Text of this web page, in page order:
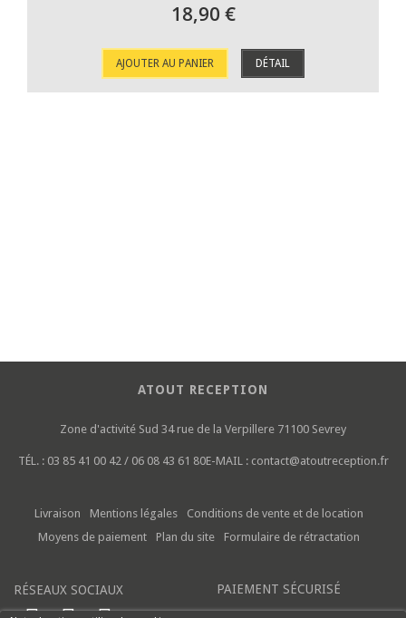
18,90 €
AJOUTER AU PANIER DÉTAIL
ATOUT RECEPTION
Zone d'activité Sud 34 rue de la Verpillere 71100 Sevrey
TÉL. : 03 85 41 00 42 / 06 08 43 61 80E-MAIL : contact@atoutreception.fr
Livraison Mentions légales
Conditions de vente et de location
Moyens de paiement
Plan du site Formulaire de rétractation
RÉSEAUX SOCIAUX PAIEMENT SÉCURISÉ